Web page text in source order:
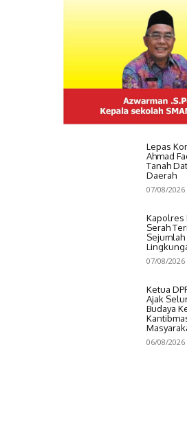
Lepas
Ahmad
Tanah
Daerah
07/08/2026
Kapolres
Serah
Sejumlah
07/08/2026
Ketua
Ajak
Budaya
06/08/2026